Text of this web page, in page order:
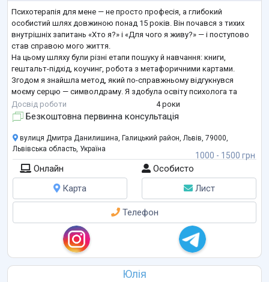
Психотерапія для мене — не просто професія, а глибокий
особистий шлях довжиною понад 15 років. Він почався з тихих
внутрішніх запитань «Хто я?» і «Для чого я живу?» — і поступово
став справою мого життя.
На цьому шляху були різні етапи пошуку й навчання: книги,
гештальт-підхід, коучинг, робота з метафоричними картами.
Згодом я знайшла метод, який по-справжньому відгукнувся
моєму серцю — символдраму. Я здобула освіту психолога та
продовжую навчання в цьому методі. Також у своїй роботі
використовую арттерапевтичний підхід, який допомагає м’яко
Досвід роботи 4 роки
Безкоштовна первинна консультація
1000 - 1500 грн
вулиця Дмитра Данилишина, Галицький район, Львів, 79000,
Львівська область, Україна
Онлайн
Особисто
Карта
Лист
Телефон
Юлія